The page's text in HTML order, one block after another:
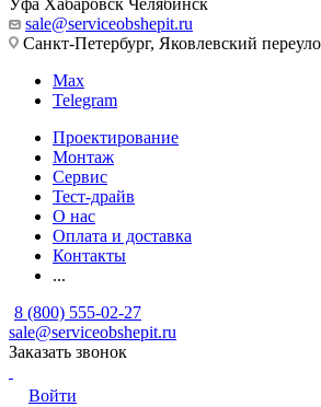
Уфа Хабаровск Челябинск
sale@serviceobshepit.ru
Санкт-Петербург, Яковлевский
Max
Telegram
Проектирование
Монтаж
Сервис
Тест-драйв
О нас
Оплата и доставка
Контакты
...
8 (800) 555-02-27
sale@serviceobshepit.ru
Заказать звонок
Войти